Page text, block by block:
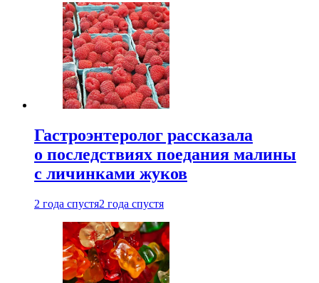
Гастроэнтеролог рассказала
о последствиях поедания малины
с личинками жуков
2 года спустя2 года спустя